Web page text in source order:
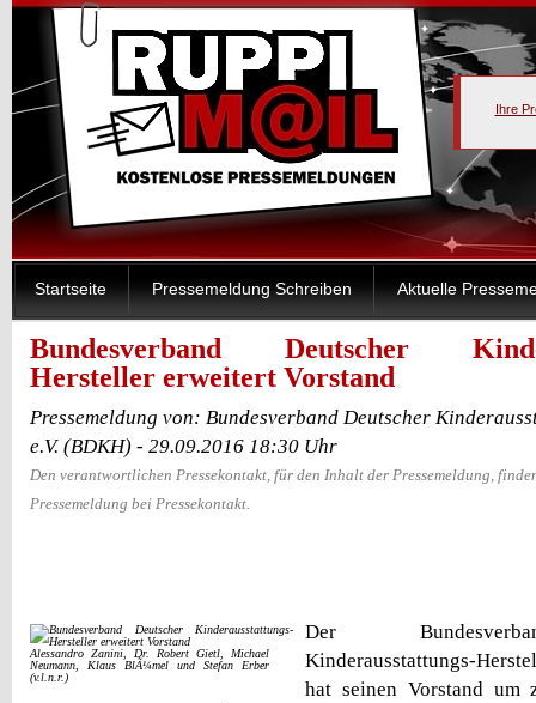
Ihre
Startseite Pressemeldung Schreiben Aktuelle
Bundesverband Deutscher
Hersteller erweitert Vorstand
Pressemeldung von: Bundesverband Deutscher
e.V. (BDKH) - 29.09.2016 18:30 Uhr
Den verantwortlichen Pressekontakt, für den Inhalt der Pressemeldung,
Pressemeldung bei Pressekontakt.
Alessandro Zanini, Dr. Robert Gietl, Michael
Neumann, Klaus BlÃ¼mel und Stefan Erber
(v.l.n.r.)
Der
Kinderausstattungs-
hat seinen Vorstand um